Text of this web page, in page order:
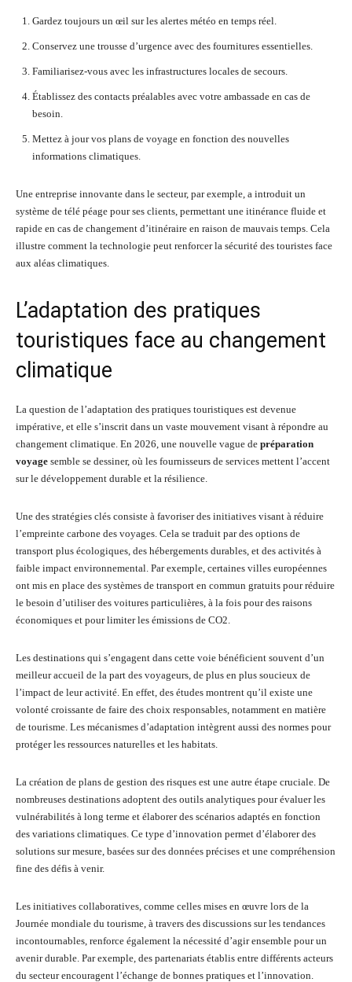
Gardez toujours un œil sur les alertes météo en temps réel.
Conservez une trousse d’urgence avec des fournitures essentielles.
Familiarisez-vous avec les infrastructures locales de secours.
Établissez des contacts préalables avec votre ambassade en cas de
besoin.
Mettez à jour vos plans de voyage en fonction des nouvelles
informations climatiques.
Une entreprise innovante dans le secteur, par exemple, a introduit un
système de télé péage pour ses clients, permettant une itinérance fluide et
rapide en cas de changement d’itinéraire en raison de mauvais temps. Cela
illustre comment la technologie peut renforcer la sécurité des touristes face
aux aléas climatiques.
L’adaptation des pratiques
touristiques face au changement
climatique
La question de l’adaptation des pratiques touristiques est devenue
impérative, et elle s’inscrit dans un vaste mouvement visant à répondre au
changement climatique. En 2026, une nouvelle vague de préparation
voyage semble se dessiner, où les fournisseurs de services mettent l’accent
sur le développement durable et la résilience.
Une des stratégies clés consiste à favoriser des initiatives visant à réduire
l’empreinte carbone des voyages. Cela se traduit par des options de
transport plus écologiques, des hébergements durables, et des activités à
faible impact environnemental. Par exemple, certaines villes européennes
ont mis en place des systèmes de transport en commun gratuits pour réduire
le besoin d’utiliser des voitures particulières, à la fois pour des raisons
économiques et pour limiter les émissions de CO2.
Les destinations qui s’engagent dans cette voie bénéficient souvent d’un
meilleur accueil de la part des voyageurs, de plus en plus soucieux de
l’impact de leur activité. En effet, des études montrent qu’il existe une
volonté croissante de faire des choix responsables, notamment en matière
de tourisme. Les mécanismes d’adaptation intègrent aussi des normes pour
protéger les ressources naturelles et les habitats.
La création de plans de gestion des risques est une autre étape cruciale. De
nombreuses destinations adoptent des outils analytiques pour évaluer les
vulnérabilités à long terme et élaborer des scénarios adaptés en fonction
des variations climatiques. Ce type d’innovation permet d’élaborer des
solutions sur mesure, basées sur des données précises et une compréhension
fine des défis à venir.
Les initiatives collaboratives, comme celles mises en œuvre lors de la
Journée mondiale du tourisme, à travers des discussions sur les tendances
incontournables, renforce également la nécessité d’agir ensemble pour un
avenir durable. Par exemple, des partenariats établis entre différents acteurs
du secteur encouragent l’échange de bonnes pratiques et l’innovation.